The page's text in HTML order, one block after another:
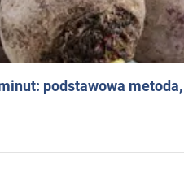
podstawowa